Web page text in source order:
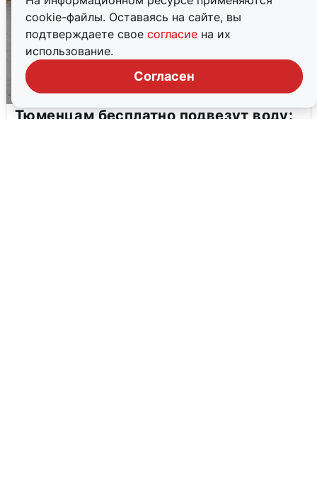
cookie-файлы. Оставаясь на сайте, вы
подтверждаете свое согласие на их
использование.
Согласен
Тюменцам бесплатно подвезут воду: